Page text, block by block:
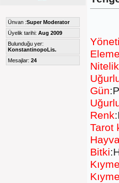
Ünvan :Super Moderator
Üyelik tarihi: Aug 2009
Bulunduğu yer:
KonstantinopoLis.
Mesajlar: 24
Nitelik
Gün
Renk
Tarot
Bitki